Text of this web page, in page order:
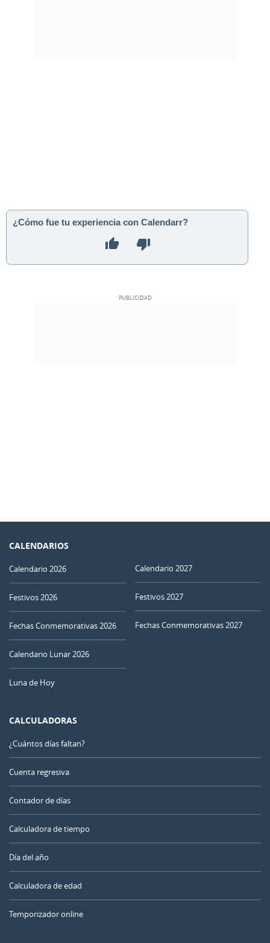
¿Cómo fue tu experiencia con Calendarr?
CALENDARIOS
Calendario 2026
Festivos 2026
Fechas Conmemorativas 2026
Calendario Lunar 2026
Luna de Hoy
Calendario 2027
Festivos 2027
Fechas Conmemorativas 2027
CALCULADORAS
¿Cuántos días faltan?
Cuenta regresiva
Contador de días
Calculadora de tiempo
Día del año
Calculadora de edad
Temporizador online